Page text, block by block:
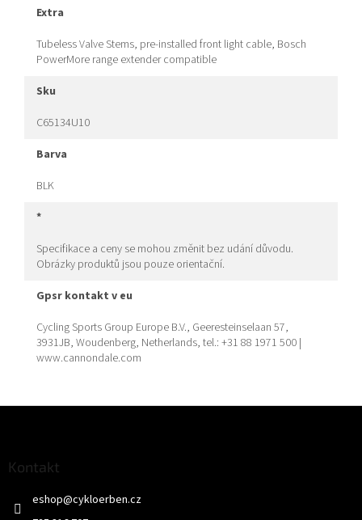
extra
Tubeless Valve Stems, pre-installed front light cable, Bosch
PowerMore range extender compatible
sku
C65134U10
barva
BLK
*
Specifikace a ceny se mohou změnit bez udání důvodu.
Obrázky produktů jsou pouze orientační.
gpsr kontakt v eu
Cycling Sports Group Europe B.V., Geeresteinselaan 57,
3931JB, Woudenberg, Netherlands, tel.: +31 88 1971 500 |
www.cannondale.com
Kontakt
eshop@cykloerben.cz